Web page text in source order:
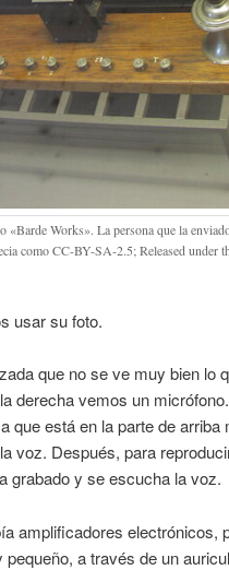
«Barde Works». La persona que la
como CC-BY-SA-2.5; Released under
usar su foto.
que no se ve muy bien lo
derecha vemos un
que está en la parte de arriba
voz. Después, para
grabado y se escucha la voz.
amplificadores electrónicos,
a través de un